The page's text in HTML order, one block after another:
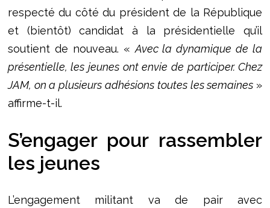
respecté du côté du président de la République
et (bientôt) candidat à la présidentielle qu’il
soutient de nouveau. «Avec la dynamique de la
présentielle, les jeunes ont envie de participer. Chez
JAM, on a plusieurs adhésions toutes les semaines »
affirme-t-il.
S’engager pour rassembler
les jeunes
L’engagement militant va de pair avec